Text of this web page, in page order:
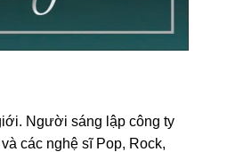
Người sáng lập công ty
các nghệ sĩ Pop, Rock,